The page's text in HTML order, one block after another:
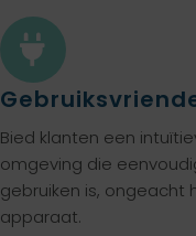
Bied klanten een
omgeving die
gebruiken is, ongeacht
apparaat.